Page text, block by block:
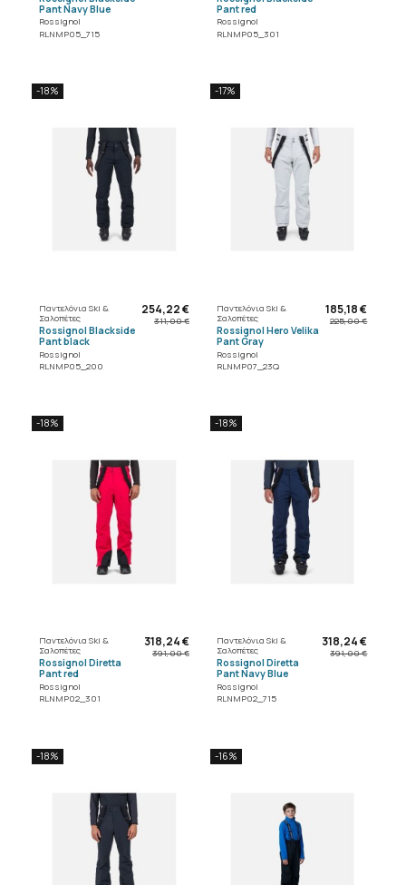
Pant Navy Blue
Rossignol
RLNMP05_715
Pant red
Rossignol
RLNMP05_301
-18%
Παντελόνια Ski &
Σαλοπέτες
Rossignol Blackside
Pant black
Rossignol
RLNMP05_200
254,22 €
311,00 €
-17%
Παντελόνια Ski &
Σαλοπέτες
Rossignol Hero Velika
Pant Gray
Rossignol
RLNMP07_23Q
185,18 €
225,00 €
-18%
Παντελόνια Ski &
Σαλοπέτες
Rossignol Diretta
Pant red
Rossignol
RLNMP02_301
318,24 €
391,00 €
-18%
Παντελόνια Ski &
Σαλοπέτες
Rossignol Diretta
Pant Navy Blue
Rossignol
RLNMP02_715
318,24 €
391,00 €
-18% -16%